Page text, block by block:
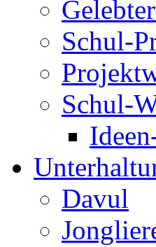
Schul-
Schul-
Davul